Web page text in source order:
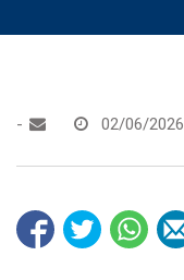
- 02/06/2026